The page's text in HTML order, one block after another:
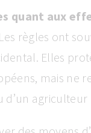
quant aux
Les règles ont
Elles
mais ne
agriculteur